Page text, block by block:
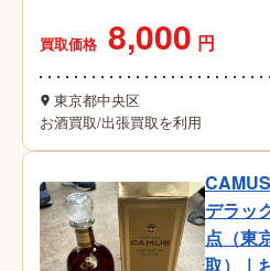
買取価格 8,000 円
東京都中央区
お酒買取/出張買取を利用
デラッ
点（東
取）｜